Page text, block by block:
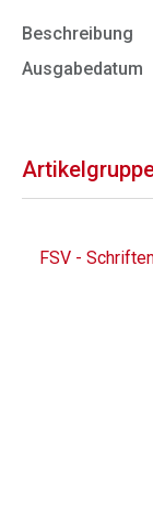
Beschreibung
Ausgabedatum
FSV -